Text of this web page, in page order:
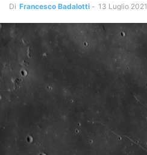
Di Francesco Badalotti - 13 Luglio 2021